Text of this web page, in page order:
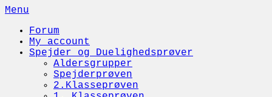
Skip
content
Menu
Forum
My account
Spejder og Duelighedsprøver
Aldersgrupper
Spejderprøven
2.Klasseprøven